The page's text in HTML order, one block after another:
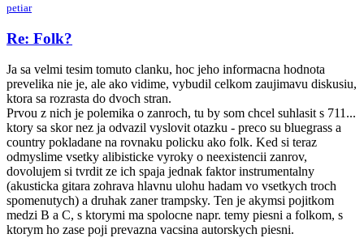
petiar
Re: Folk?
Ja sa velmi tesim tomuto clanku, hoc jeho informacna hodnota
prevelika nie je, ale ako vidime, vybudil celkom zaujimavu diskusiu,
ktora sa rozrasta do dvoch stran.
Prvou z nich je polemika o zanroch, tu by som chcel suhlasit s 711...
ktory sa skor nez ja odvazil vyslovit otazku - preco su bluegrass a
country pokladane na rovnaku policku ako folk. Ked si teraz
odmyslime vsetky alibisticke vyroky o neexistencii zanrov,
dovolujem si tvrdit ze ich spaja jednak faktor instrumentalny
(akusticka gitara zohrava hlavnu ulohu hadam vo vsetkych troch
spomenutych) a druhak zaner trampsky. Ten je akymsi pojitkom
medzi B a C, s ktorymi ma spolocne napr. temy piesni a folkom, s
ktorym ho zase poji prevazna vacsina autorskych piesni.